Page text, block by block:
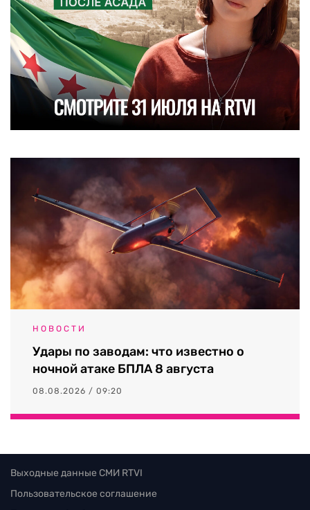
НОВОСТИ
Удары по заводам: что известно о
ночной атаке БПЛА 8 августа
08.08.2026 / 09:20
Выходные данные СМИ RTVI
Пользовательское соглашение